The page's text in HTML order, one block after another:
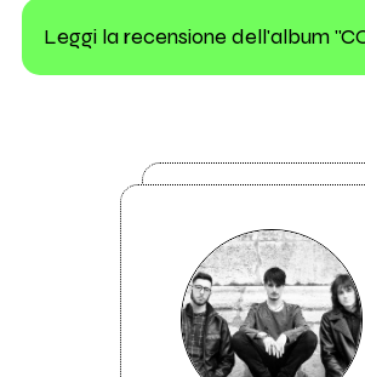
Leggi la recensione dell'album